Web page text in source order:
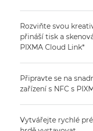
Rozviňte svou
přináší tisk a
PIXMA Cloud Link*
Připravte se na
zařízení s NFC s
Vytvářejte rychlé